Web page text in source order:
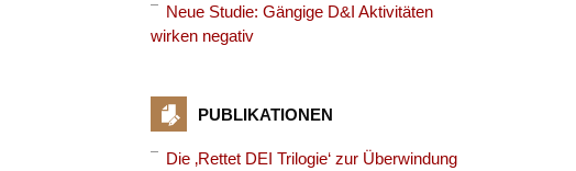
Neue Studie: Gängige D&I Aktivitäten
wirken negativ
PUBLIKATIONEN
Die ‚Rettet DEI Trilogie‘ zur Überwindung